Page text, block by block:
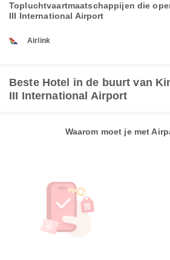
Topluchtvaartmaatschappijen die
III International Airport
Airlink
Beste Hotel in de buurt van
III International Airport
Waarom moet je met